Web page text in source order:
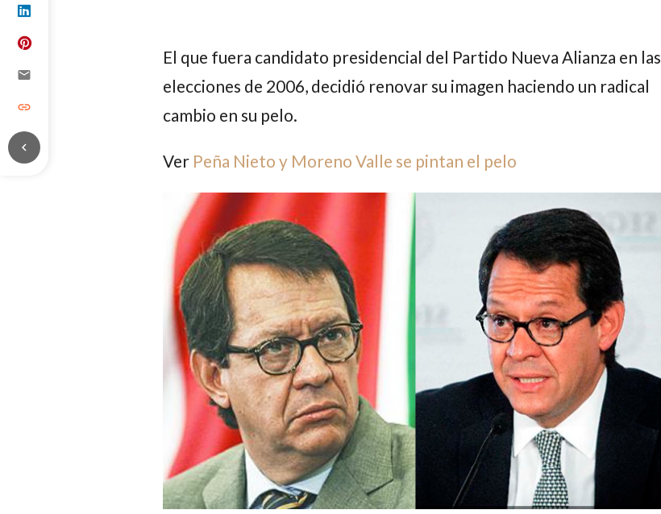
email
link
chevron_left
El que fuera candidato presidencial del Partido Nueva Alianza en las
elecciones de 2006, decidió renovar su imagen haciendo un radical
cambio en su pelo.
Ver Peña Nieto y Moreno Valle se pintan el pelo